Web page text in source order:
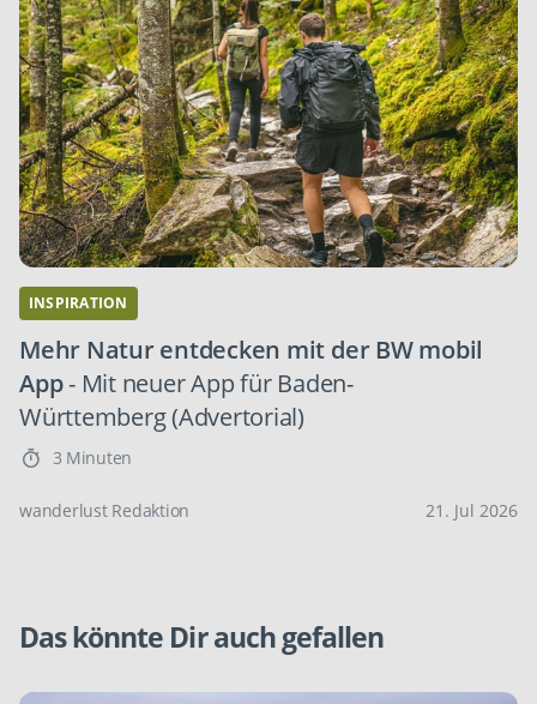
INSPIRATION
Mehr Natur entdecken mit der BW mobil
App- Mit neuer App für Baden-
Württemberg (Advertorial)
3 Minuten
wanderlust Redaktion 21. Jul 2026
Das könnte Dir auch gefallen